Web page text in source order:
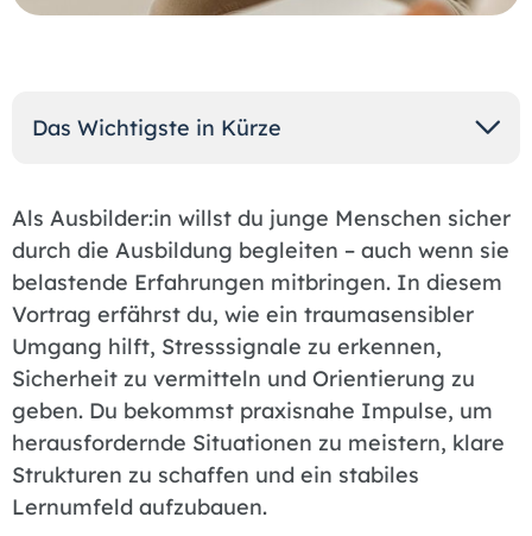
Das Wichtigste in Kürze
Als Ausbilder:in willst du junge Menschen sicher
durch die Ausbildung begleiten – auch wenn sie
belastende Erfahrungen mitbringen. In diesem
Vortrag erfährst du, wie ein traumasensibler
Umgang hilft, Stresssignale zu erkennen,
Sicherheit zu vermitteln und Orientierung zu
geben. Du bekommst praxisnahe Impulse, um
herausfordernde Situationen zu meistern, klare
Strukturen zu schaffen und ein stabiles
Lernumfeld aufzubauen.